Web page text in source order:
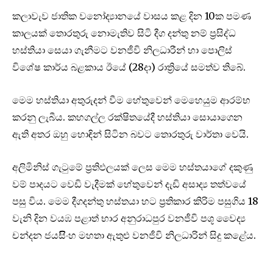
කලාවැව ජාතික වනෝද්‍යානයේ වාසය කළ දින 10ක පමණ
කාලයක් තොරතුරු නොමැතිව සිටි දීග දන්තු නම් ප්‍රසිද්ධ
හස්තියා සෙයා ගැනීමට වනජීවි නිලධාරීන් හා පොලිස්
විශේෂ කාර්ය බළකාය ඊයේ (28දා) රාත්‍රියේ සමත්ව තිබේ.
මෙම හස්තියා අතුරුදන් වීම හේතුවෙන් මෙහෙයුම ආරම්භ
කරනු ලැබීය. කහගල්ල රක්ෂිතයේදී හස්තියා සොයාගෙන
ඇති අතර ඔහු හොඳින් සිටින බවට තොරතුරු වාර්තා වෙයි.
අලිමිනිස් ගැටුමේ ප්‍රතිඵලයක් ල‌ෙස ම‌ෙම හස්තයාගේ දකුණු
වම් පාදයට ‌වෙඩි වැදීමක් ‌හේතුව‌ෙ‌න් දැඩි අසාද්‍ය තත්වයේ
පසු විය. ම‌ෙම දීගදන්තු හස්තයා හට ප්‍රතිකාර කිරිම පසුගිය 18
වැනි දින වයඹ පළාත් භාර අනුරාධපුර වනජීවි පශූ ව‌ෛද්‍ය
චන්දන ජයසිිංහ මහතා ඇතුළු වනජීවි නිලධාරින් සිදු කළ‌ේය.